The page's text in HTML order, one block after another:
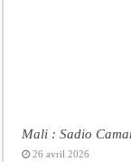
Mali : Sadio
26 avril 2026